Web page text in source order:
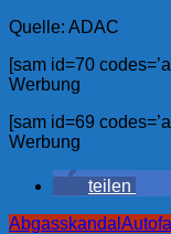
Quelle: ADAC
[sam id=70
Werbung
[sam id=69
Werbung
teilen
Abgasskandal